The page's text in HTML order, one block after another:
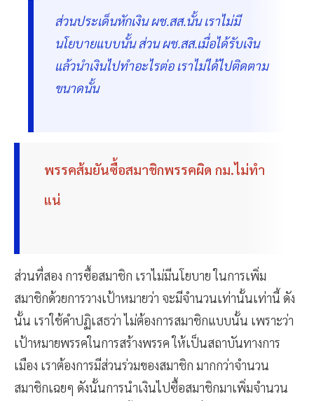
ส่วนประเด็นหักเงิน ผช.สส.นั้น เราไม่มี
นโยบายแบบนั้น ส่วน ผช.สส.เมื่อได้รับเงิน
แล้วนำเงินไปทำอะไรต่อ เราไม่ได้ไปติดตาม
ขนาดนั้น
พรรคส้มยันซื้อสมาชิกพรรคผิด กม.ไม่ทำ
แน่
ส่วนที่สอง การซื้อสมาชิก เราไม่มีนโยบาย ในการเพิ่ม
สมาชิกด้วยการวางเป้าหมายว่า จะมีจำนวนเท่านั้นเท่านี้ ดัง
นั้น เราใช้คำปฏิเสธว่า ไม่ต้องการสมาชิกแบบนั้น เพราะว่า
เป้าหมายพรรคในการสร้างพรรค ให้เป็นสถาบันทางการ
เมือง เราต้องการมีส่วนร่วมของสมาชิก มากกว่าจำนวน
สมาชิกเฉยๆ ดังนั้นการนำเงินไปซื้อสมาชิกมาเพิ่มจำนวน